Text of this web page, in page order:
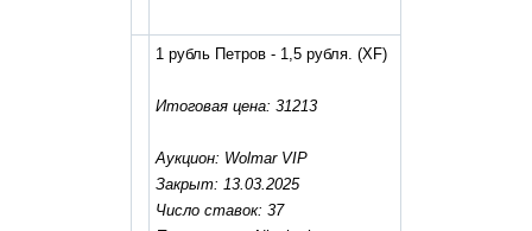
1 рубль Петров - 1,5 рубля. (XF)
Итоговая цена: 31213
Аукцион: Wolmar VIP
Закрыт: 13.03.2025
Число ставок: 37